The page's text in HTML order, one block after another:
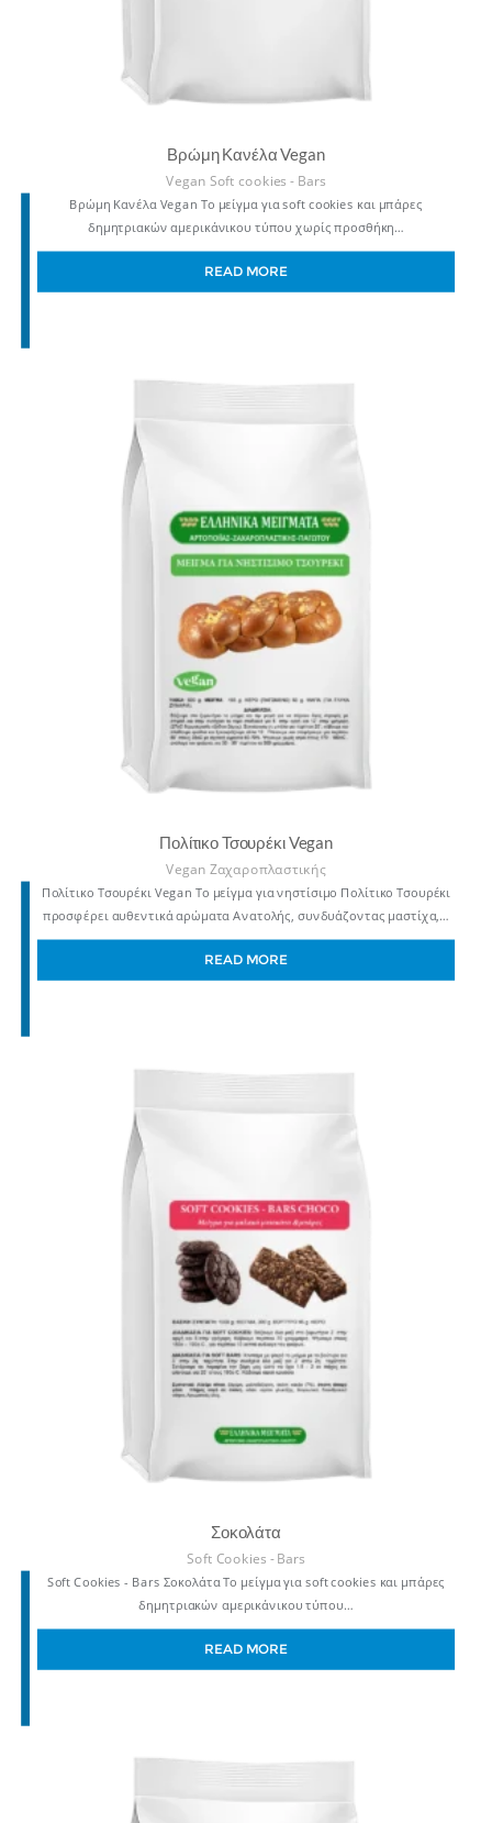
Βρώμη Κανέλα Vegan
Vegan Soft cookies - Bars
Βρώμη Κανέλα Vegan Το μείγμα για soft cookies και μπάρες
δημητριακών αμερικάνικου τύπου χωρίς προσθήκη…
READ MORE
Πολίτικο Τσουρέκι Vegan
Vegan Ζαχαροπλαστικής
Πολίτικο Τσουρέκι Vegan Το μείγμα για νηστίσιμο Πολίτικο Τσουρέκι
προσφέρει αυθεντικά αρώματα Ανατολής, συνδυάζοντας μαστίχα,…
READ MORE
Σοκολάτα
Soft Cookies - Bars
Soft Cookies - Bars Σοκολάτα Το μείγμα για soft cookies και μπάρες
δημητριακών αμερικάνικου τύπου…
READ MORE